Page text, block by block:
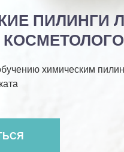
ПИЛИНГИ
химическим